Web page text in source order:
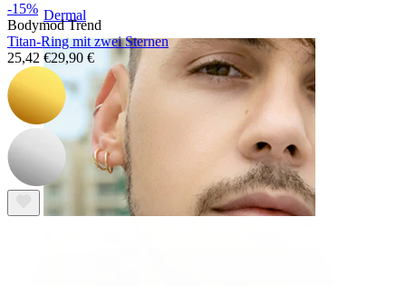
Dermal
-15%
Bodymod Trend
Titan-Ring mit zwei Sternen
25,42 €29,90 €